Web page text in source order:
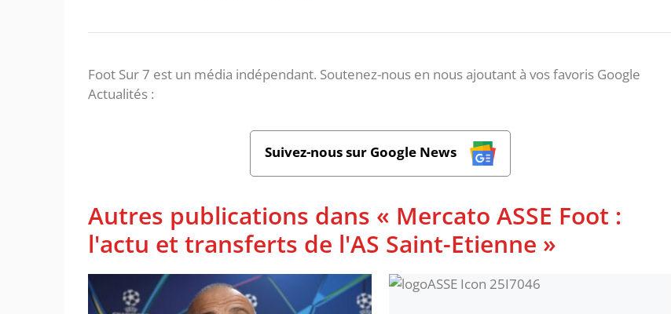
Foot Sur 7 est un média indépendant. Soutenez-nous en nous ajoutant à vos favoris Google
Actualités :
Suivez-nous sur Google News
Autres publications dans « Mercato ASSE Foot :
l'actu et transferts de l'AS Saint-Etienne »